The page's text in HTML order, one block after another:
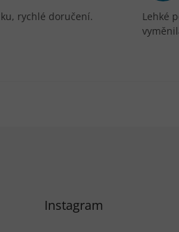
rychlé doručení.
Lehké
Instagram